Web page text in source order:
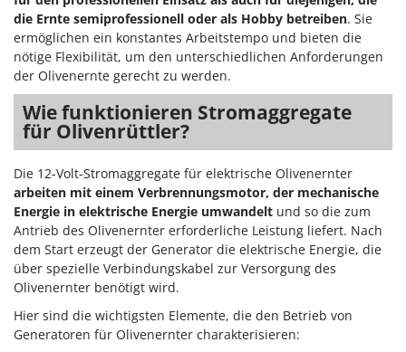
Rührtöpfe mit Elektrischem Rührwerk
Rupfmaschinen
S
Sämaschinen und Düngerstreuer
Scheibenpflüge
Schneefräsen
Schneeräumer
Schrotmühlen - elektrisch
Schwader für Traktoren
Schweißgeräte
Seilwinden - Motorseilwinden
Sichelmähwerke für Traktoren
GreenBay
Greenworks
GRIFO
GVS
GYS
H
Hailo
Helvi
Henx
HiKOKI
Honda
I
Idromatic
die Ernte semiprofessionell oder als Hobby betreiben. Sie
ermöglichen ein konstantes Arbeitstempo und bieten die
nötige Flexibilität, um den unterschiedlichen Anforderungen
der Olivenernte gerecht zu werden.
Wie funktionieren Stromaggregate
für Olivenrüttler?
Die 12-Volt-Stromaggregate für elektrische Olivenernter
arbeiten mit einem Verbrennungsmotor, der mechanische
Energie in elektrische Energie umwandelt und so die zum
Antrieb des Olivenernter erforderliche Leistung liefert. Nach
dem Start erzeugt der Generator die elektrische Energie, die
über spezielle Verbindungskabel zur Versorgung des
Olivenernter benötigt wird.
Hier sind die wichtigsten Elemente, die den Betrieb von
Generatoren für Olivenernter charakterisieren: